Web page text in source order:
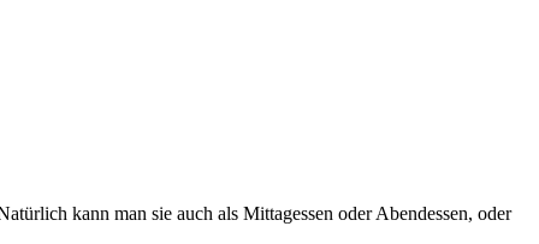
kann man sie auch als Mittagessen oder Abendessen, oder